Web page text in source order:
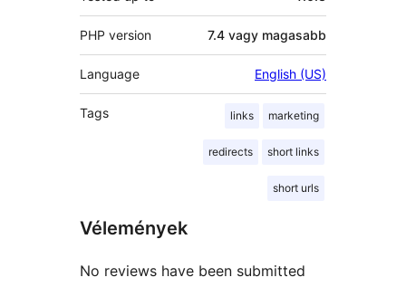
PHP version 7.4 vagy magasabb
Language English (US)
Tags links marketing
redirects short links
short urls
Vélemények
No reviews have been submitted